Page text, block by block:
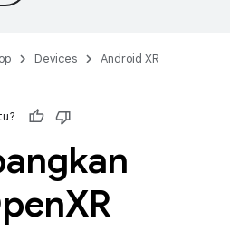
Devices
Android XR
XR